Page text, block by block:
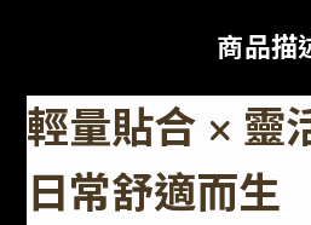
商品描
輕量貼合 × 靈
日常舒適而生